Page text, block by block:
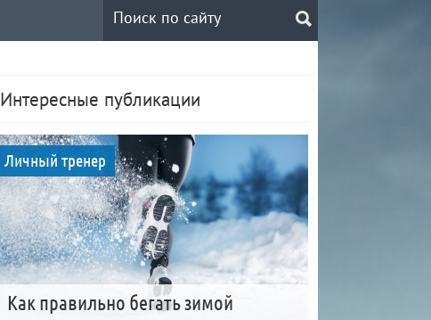
Интересные публикации
Личный тренер
Как правильно бегать зимой